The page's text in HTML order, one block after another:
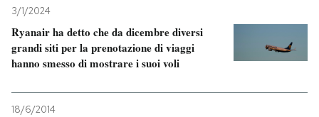
3/1/2024
Ryanair ha detto che da dicembre diversi
grandi siti per la prenotazione di viaggi
hanno smesso di mostrare i suoi voli
18/6/2014